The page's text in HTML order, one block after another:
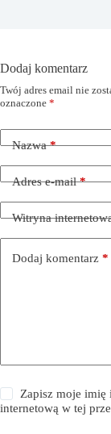
Dodaj komentarz
Twój adres email nie
oznaczone *
Nazwa*
Adres e-mail*
Witryna
Dodaj komentarz *
Zapisz moje imię
internetową w tej